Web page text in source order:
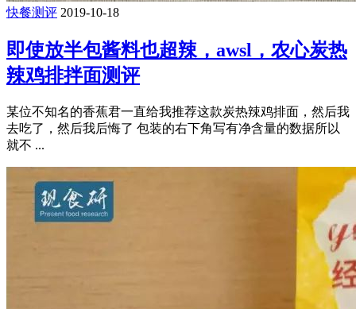
快餐测评 2019-10-18
即使放半包酱料也超辣，awsl，农心炭热
辣鸡排拌面测评
某位不知名的香蕉君一直给我推荐这款炭热辣鸡排面，然后我
去吃了，然后我后悔了 包装的右下角写有净含量的数据所以
就不 ...